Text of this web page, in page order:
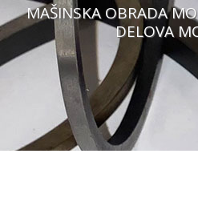
MAŠINSKA OBRADA
DELOVA